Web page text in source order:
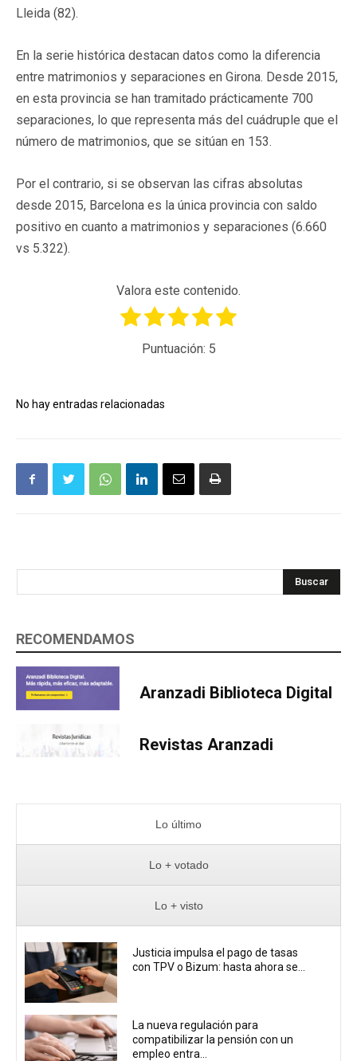
Lleida (82).
En la serie histórica destacan datos como la diferencia
entre matrimonios y separaciones en Girona. Desde 2015,
en esta provincia se han tramitado prácticamente 700
separaciones, lo que representa más del cuádruple que el
número de matrimonios, que se sitúan en 153.
Por el contrario, si se observan las cifras absolutas
desde 2015, Barcelona es la única provincia con saldo
positivo en cuanto a matrimonios y separaciones (6.660
vs 5.322).
Valora este contenido.
Puntuación: 5
No hay entradas relacionadas
Buscar
RECOMENDAMOS
Aranzadi Biblioteca Digital
Revistas Aranzadi
Lo último
Lo + votado
Lo + visto
Justicia impulsa el pago de tasas
con TPV o Bizum: hasta ahora se...
La nueva regulación para
compatibilizar la pensión con un
empleo entra...